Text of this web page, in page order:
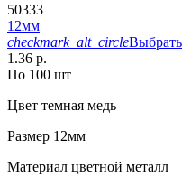
50333
12мм
checkmark_alt_circleВыбрать
1.36 р.
По 100 шт
Цвет темная медь
Размер 12мм
Материал цветной металл